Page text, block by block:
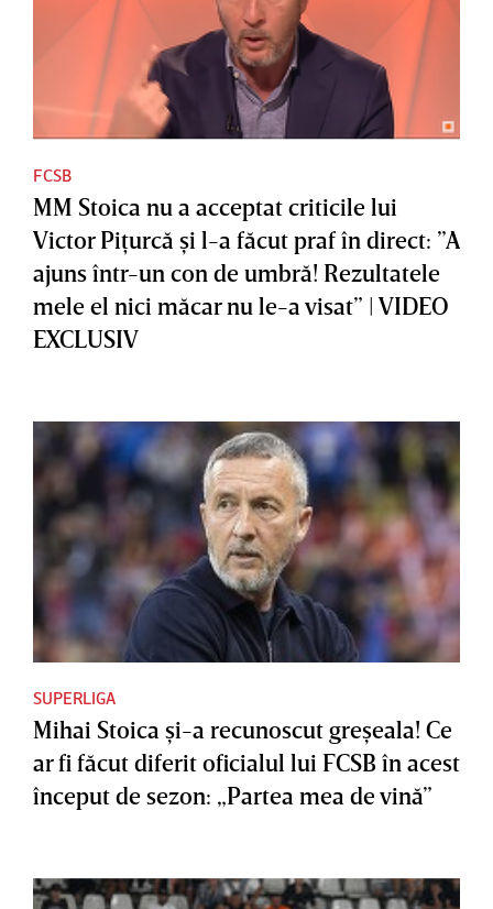
FCSB
MM Stoica nu a acceptat criticile lui
Victor Piţurcă şi l-a făcut praf în direct: ”A
ajuns într-un con de umbră! Rezultatele
mele el nici măcar nu le-a visat” | VIDEO
EXCLUSIV
SUPERLIGA
Mihai Stoica şi-a recunoscut greşeala! Ce
ar fi făcut diferit oficialul lui FCSB în acest
început de sezon: „Partea mea de vină”